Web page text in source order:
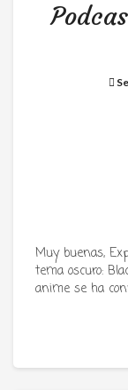
Muy buenas,
tema oscuro:
anime se ha